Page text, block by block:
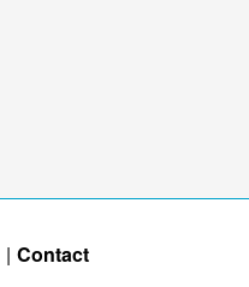
Contact